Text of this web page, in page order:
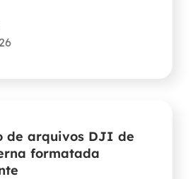
dados do seu
de arquivos DJI de
formatada